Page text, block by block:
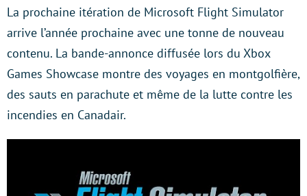
La prochaine itération de Microsoft Flight Simulator
arrive l’année prochaine avec une tonne de nouveau
contenu. La bande-annonce diffusée lors du Xbox
Games Showcase montre des voyages en montgolfière,
des sauts en parachute et même de la lutte contre les
incendies en Canadair.